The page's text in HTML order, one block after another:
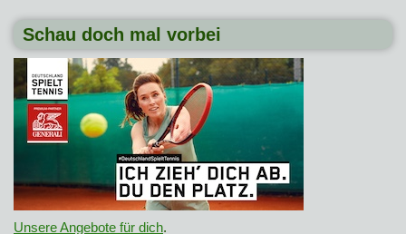
Schau doch mal vorbei
Unsere Angebote für dich.